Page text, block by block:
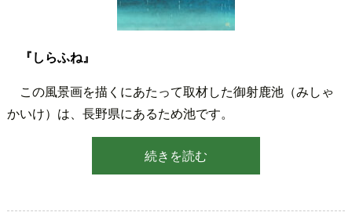
『しらふね』
この風景画を描くにあたって取材した御射鹿池（みしゃ
かいけ）は、長野県にあるため池です。
続きを読む